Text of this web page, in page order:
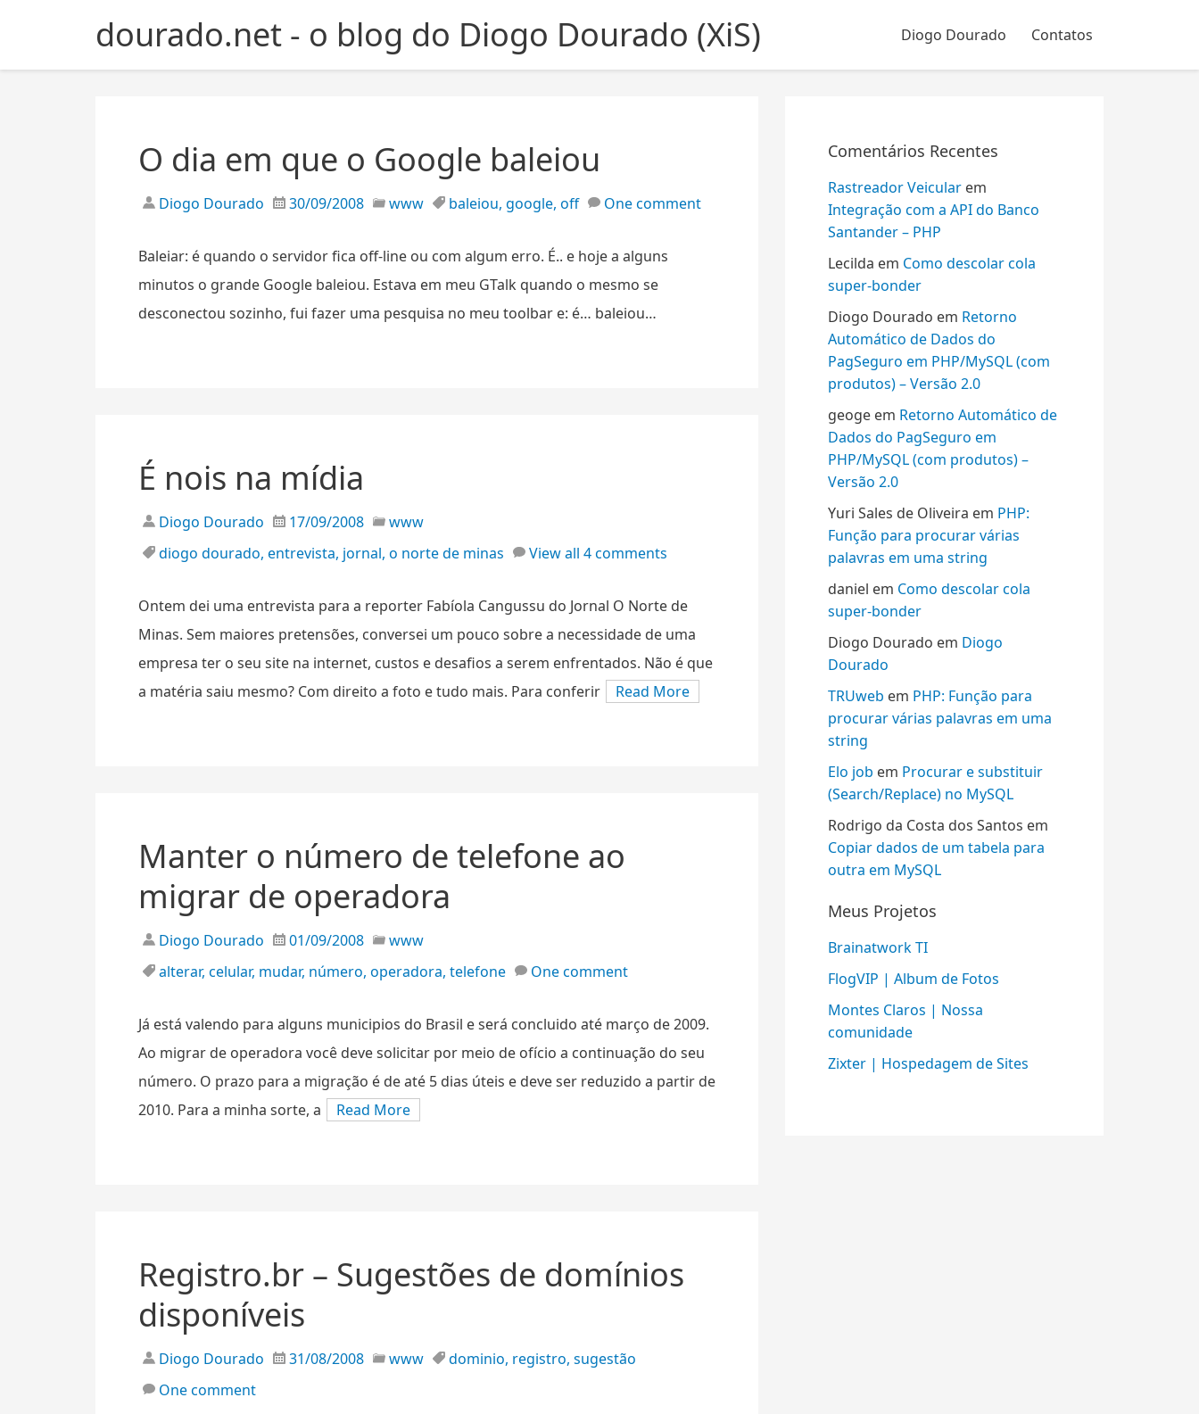
dourado.net - o blog do Diogo Dourado (XiS) Diogo Dourado Contatos
O dia em que o Google baleiou
Diogo Dourado 30/09/2008 www baleiou, google, off One comment
Baleiar: é quando o servidor fica off-line ou com algum erro. É.. e hoje a alguns
minutos o grande Google baleiou. Estava em meu GTalk quando o mesmo se
desconectou sozinho, fui fazer uma pesquisa no meu toolbar e: é… baleiou…
É nois na mídia
Diogo Dourado 17/09/2008
www
diogo dourado, entrevista, jornal, o norte de minas View all 4 comments
Ontem dei uma entrevista para a reporter Fabíola Cangussu do Jornal O Norte de
Minas. Sem maiores pretensões, conversei um pouco sobre a necessidade de uma
empresa ter o seu site na internet, custos e desafios a serem enfrentados. Não é que
a matéria saiu mesmo? Com direito a foto e tudo mais. Para conferir
Read More
Manter o número de telefone ao
migrar de operadora
Diogo Dourado 01/09/2008
www
alterar, celular, mudar, número, operadora, telefone One comment
Já está valendo para alguns municipios do Brasil e será concluido até março de 2009.
Ao migrar de operadora você deve solicitar por meio de ofício a continuação do seu
número. O prazo para a migração é de até 5 dias úteis e deve ser reduzido a partir de
2010. Para a minha sorte, a
Read More
Registro.br – Sugestões de domínios
disponíveis
Diogo Dourado 31/08/2008 www dominio, registro, sugestão
One comment
Comentários Recentes
Rastreador Veicular em
Integração com a API do Banco
Santander – PHP
Lecilda em Como descolar cola
super-bonder
Diogo Dourado em Retorno
Automático de Dados do
PagSeguro em PHP/MySQL (com
produtos) – Versão 2.0
geoge em Retorno Automático de
Dados do PagSeguro em
PHP/MySQL (com produtos) –
Versão 2.0
Yuri Sales de Oliveira em PHP:
Função para procurar várias
palavras em uma string
daniel em Como descolar cola
super-bonder
Diogo Dourado em Diogo
Dourado
TRUweb em PHP: Função para
procurar várias palavras em uma
string
Elo job em Procurar e substituir
(Search/Replace) no MySQL
Rodrigo da Costa dos Santos em
Copiar dados de um tabela para
outra em MySQL
Meus Projetos
Brainatwork TI
FlogVIP | Album de Fotos
Montes Claros | Nossa
comunidade
Zixter | Hospedagem de Sites